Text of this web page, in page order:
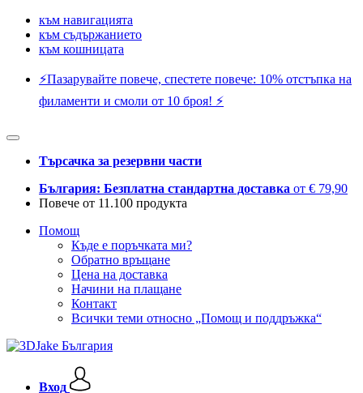
към навигацията
към съдържанието
към кошницата
⚡️Пазарувайте повече, спестете повече: 10% отстъпка на
филаменти и смоли от 10 броя! ⚡️
Търсачка за резервни части
България: Безплатна стандартна доставка от € 79,90
Повече от 11.100 продукта
Помощ
Къде е поръчката ми?
Обратно връщане
Цена на доставка
Начини на плащане
Контакт
Всички теми относно „Помощ и поддръжка“
Вход